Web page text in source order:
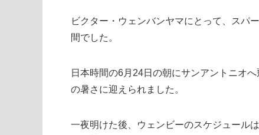
ビクター・ウェンバンヤマにとって、スパ
間でした。
日本時間の6月24日の朝にサンアントニオ
の暑さに迎えられました。
一夜明けた後、ウェンビーのスケジュール